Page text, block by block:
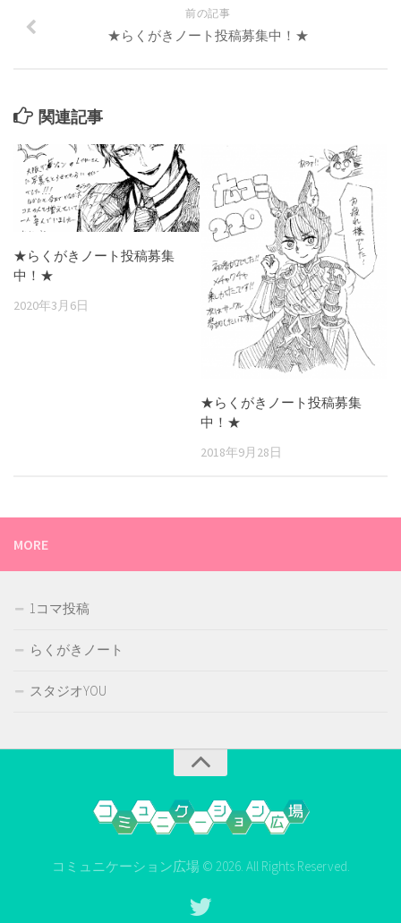
前の記事
★らくがきノート投稿募集中！★
関連記事
★らくがきノート投稿募集
中！★
2020年3月6日
★らくがきノート投稿募集
中！★
2018年9月28日
MORE
1コマ投稿
らくがきノート
スタジオYOU
コミュニケーション広場 © 2026. All Rights Reserved.